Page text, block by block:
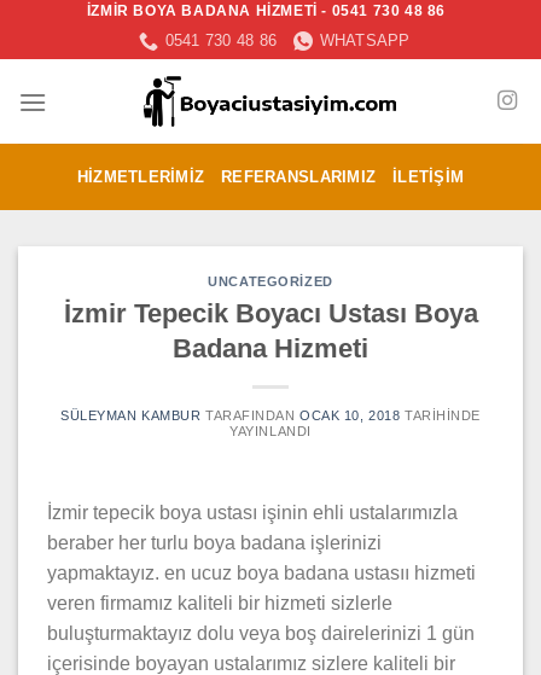
İZMİR BOYA BADANA HİZMETİ - 0541 730 48 86
0541 730 48 86 WHATSAPP
HIZMETLERIMIZ REFERANSLARIMIZ İLETIŞIM
UNCATEGORIZED
İzmir Tepecik Boyacı Ustası Boya
Badana Hizmeti
SÜLEYMAN KAMBUR TARAFINDAN OCAK 10, 2018 TARIHINDE
YAYINLANDI
İzmir tepecik boya ustası işinin ehli ustalarımızla
beraber her turlu boya badana işlerinizi
yapmaktayız. en ucuz boya badana ustasıı hizmeti
veren firmamız kaliteli bir hizmeti sizlerle
buluşturmaktayız dolu veya boş dairelerinizi 1 gün
içerisinde boyayan ustalarımız sizlere kaliteli bir